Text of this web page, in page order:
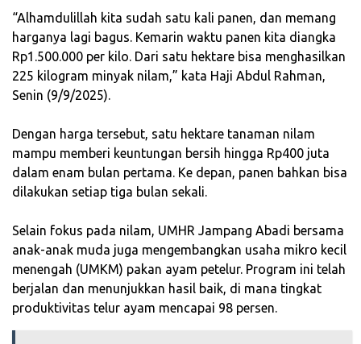
‎“Alhamdulillah kita sudah satu kali panen, dan memang
harganya lagi bagus. Kemarin waktu panen kita diangka
Rp1.500.000 per kilo. Dari satu hektare bisa menghasilkan
225 kilogram minyak nilam,” kata Haji Abdul Rahman,
Senin (9/9/2025).
‎Dengan harga tersebut, satu hektare tanaman nilam
mampu memberi keuntungan bersih hingga Rp400 juta
dalam enam bulan pertama. Ke depan, panen bahkan bisa
dilakukan setiap tiga bulan sekali.
‎Selain fokus pada nilam, UMHR Jampang Abadi bersama
anak-anak muda juga mengembangkan usaha mikro kecil
menengah (UMKM) pakan ayam petelur. Program ini telah
berjalan dan menunjukkan hasil baik, di mana tingkat
produktivitas telur ayam mencapai 98 persen.